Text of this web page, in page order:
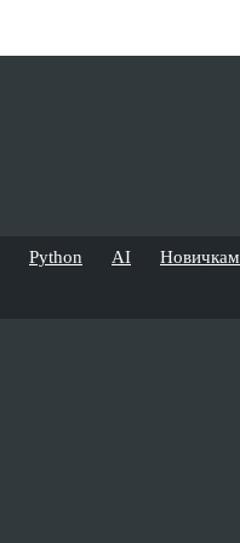
Python AI Новичкам